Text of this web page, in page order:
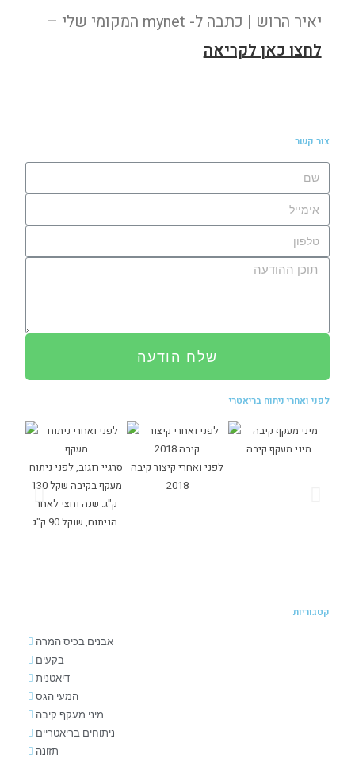
יאיר הרוש | כתבה ל- mynet המקומי שלי –
לחצו כאן לקריאה
צור קשר
שלח הודעה
לפני ואחרי ניתוח בריאטרי
סרגיי רוגוב, לפני ניתוח
מעקף בקיבה שקל 130
ק"ג. שנה וחצי לאחר
הניתוח, שוקל 90 ק"ג.
לפני ואחרי קיצור קיבה
2018
מיני מעקף קיבה
קטגוריות
אבנים בכיס המרה
בקעים
דיאטנית
המעי הגס
מיני מעקף קיבה
ניתוחים בריאטריים
תזונה